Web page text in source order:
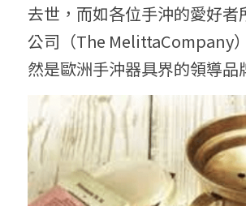
去世，而如各位手沖的愛好者
公司（The MelittaCompany
然是歐洲手沖器具界的領導品